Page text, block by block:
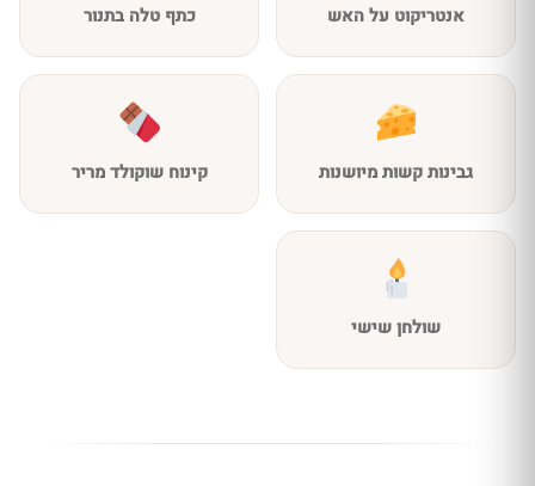
אנטריקוט על האש כתף טלה בתנור
גבינות קשות מיושנות קינוח שוקולד מריר
שולחן שישי